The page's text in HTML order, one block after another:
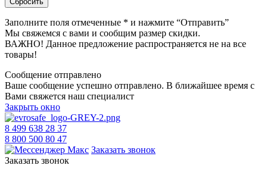
Заполните поля отмеченные * и нажмите “Отправить”
Мы свяжемся с вами и сообщим размер скидки.
ВАЖНО! Данное предложение распространяется не на все
товары!
Сообщение отправлено
Ваше сообщение успешно отправлено. В ближайшее время с
Вами свяжется наш специалист
Закрыть окно
8 499 638 28 37
8 800 500 80 47
Заказать звонок
Заказать звонок